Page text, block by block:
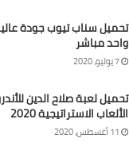
واحد مباشر
7 يوليو، 2020
تحميل لعبة صلاح الدين
الألعاب الاستراتيجية 2020
11 أغسطس، 2020